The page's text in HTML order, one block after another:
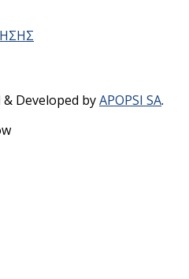
Developed byAPOPSI SA.